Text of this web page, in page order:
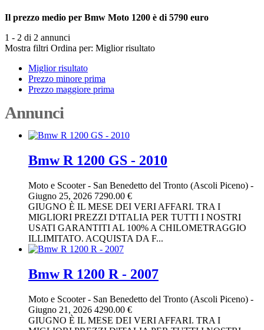
Il prezzo medio per Bmw Moto 1200 è di 5790 euro
1 - 2 di 2 annunci
Mostra filtri Ordina per: Miglior risultato
Miglior risultato
Prezzo minore prima
Prezzo maggiore prima
Annunci
Bmw R 1200 GS - 2010
Moto e Scooter- San Benedetto del Tronto (Ascoli Piceno) -
Giugno 25, 2026 7290.00 €
GIUGNO È IL MESE DEI VERI AFFARI. TRA I
MIGLIORI PREZZI D'ITALIA PER TUTTI I NOSTRI
USATI GARANTITI AL 100% A CHILOMETRAGGIO
ILLIMITATO. ACQUISTA DA F...
Bmw R 1200 R - 2007
Moto e Scooter- San Benedetto del Tronto (Ascoli Piceno) -
Giugno 21, 2026 4290.00 €
GIUGNO È IL MESE DEI VERI AFFARI. TRA I